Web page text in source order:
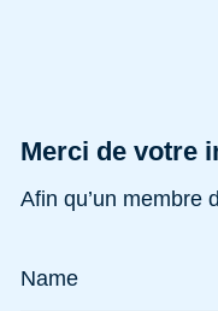
Merci de votre
Afin qu’un membre
Name